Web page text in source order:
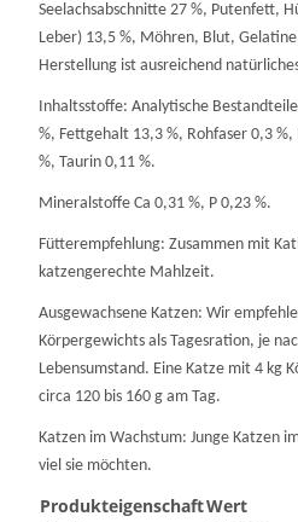
Seelachsabschnitte 27 %, Putenfett,
Leber) 13,5 %, Möhren, Blut,
Herstellung ist ausreichend
Inhaltsstoffe: Analytische
%, Fettgehalt 13,3 %, Rohfaser 0,3
%, Taurin 0,11 %.
Mineralstoffe Ca 0,31 %, P 0,23 %.
Fütterempfehlung: Zusammen mit
katzengerechte Mahlzeit.
Ausgewachsene Katzen: Wir
Körpergewichts als Tagesration, je
Lebensumstand. Eine Katze mit 4 kg
circa 120 bis 160 g am Tag.
Katzen im Wachstum: Junge Katzen
viel sie möchten.
ProdukteigenschaftWert